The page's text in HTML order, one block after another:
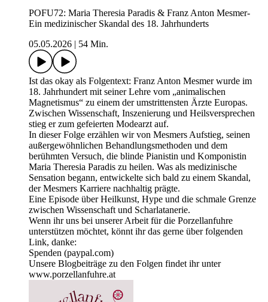
POFU72: Maria Theresia Paradis & Franz Anton Mesmer-
Ein medizinischer Skandal des 18. Jahrhunderts
05.05.2026
54 Min.
Ist das okay als Folgentext: Franz Anton Mesmer wurde im
18. Jahrhundert mit seiner Lehre vom „animalischen
Magnetismus“ zu einem der umstrittensten Ärzte Europas.
Zwischen Wissenschaft, Inszenierung und Heilsversprechen
stieg er zum gefeierten Modearzt auf.
In dieser Folge erzählen wir von Mesmers Aufstieg, seinen
außergewöhnlichen Behandlungsmethoden und dem
berühmten Versuch, die blinde Pianistin und Komponistin
Maria Theresia Paradis zu heilen. Was als medizinische
Sensation begann, entwickelte sich bald zu einem Skandal,
der Mesmers Karriere nachhaltig prägte.
Eine Episode über Heilkunst, Hype und die schmale Grenze
zwischen Wissenschaft und Scharlatanerie.
Wenn ihr uns bei unserer Arbeit für die Porzellanfuhre
unterstützen möchtet, könnt ihr das gerne über folgenden
Link, danke:
Spenden (paypal.com)
Unsere Blogbeiträge zu den Folgen findet ihr unter
www.porzellanfuhre.at